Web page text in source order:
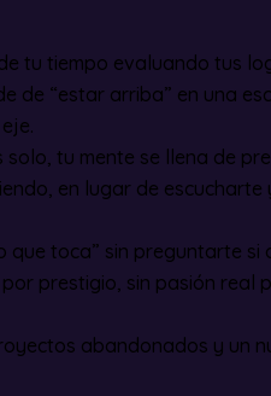
tu tiempo evaluando tus
de “estar arriba” en una
solo, tu mente se llena de
en lugar de escucharte
que toca” sin preguntarte si
prestigio, sin pasión real
abandonados y un